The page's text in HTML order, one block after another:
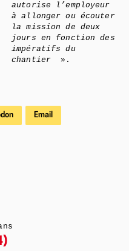
autorise l’employeur
à allonger ou écouter
la mission de deux
jours en fonction des
impératifs du
chantier
».
Email